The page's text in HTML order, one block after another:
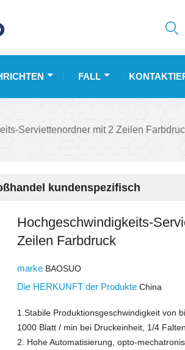

FALL
Serviettenordner mit 2 Zeilen
kundenspezifisch
Hochgeschwindigkeits-
Zeilen Farbdruck
marke BAOSUO
Die HERKUNFT der ProdukteChina
1.Stabile Produktionsgeschwindigkeit von
1000 Blatt / min bei Druckeinheit, 1/4
2. Hohe Automatisierung, opto-